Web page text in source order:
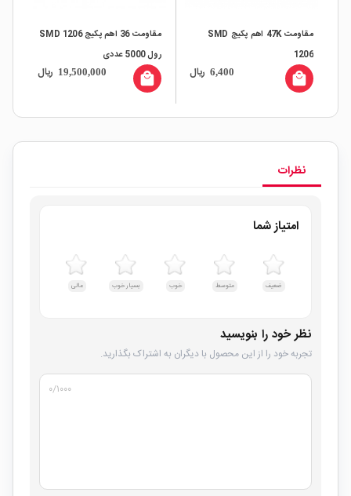
مقاومت 47K اهم پکیج SMD
1206
6,400 ریال local_mall
مقاومت 36 اهم پکیج SMD 1206
رول 5000 عددی
19,500,000 ریال local_mall
نظرات
امتیاز شما
ضعیف متوسط خوب بسیار خوب عالی
نظر خود را بنویسید
تجربه خود را از این محصول با دیگران به اشتراک بگذارید.
۰/۱۰۰۰